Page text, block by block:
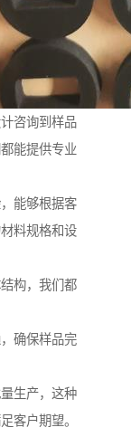
咨询到样品
能提供专业
能够根据客
料规格和设
构，我们都
确保样品完
生产，这种
客户期望。